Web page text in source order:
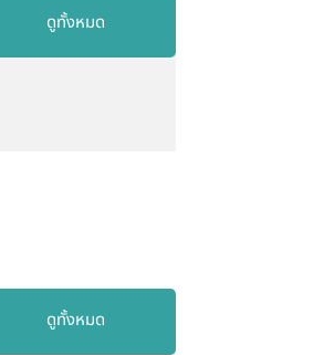
ดูทั้งหมด
ดูทั้งหมด